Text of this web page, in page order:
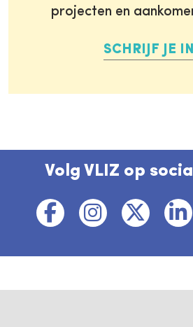
projecten en
SCHRIJF JE IN
Volg VLIZ op